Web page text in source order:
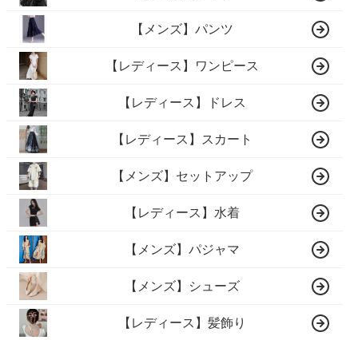
【メンズ】パンツ
【レディース】ワンピース
【レディース】ドレス
【レディース】スカート
【メンズ】セットアップ
【レディース】水着
【メンズ】パジャマ
【メンズ】シューズ
【レディース】髪飾り